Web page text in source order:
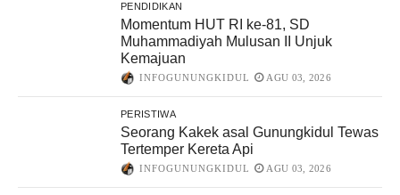
PENDIDIKAN
Momentum HUT RI ke-81, SD
Muhammadiyah Mulusan II Unjuk
Kemajuan
INFOGUNUNGKIDUL AGU 03, 2026
PERISTIWA
Seorang Kakek asal Gunungkidul Tewas
Tertemper Kereta Api
INFOGUNUNGKIDUL AGU 03, 2026